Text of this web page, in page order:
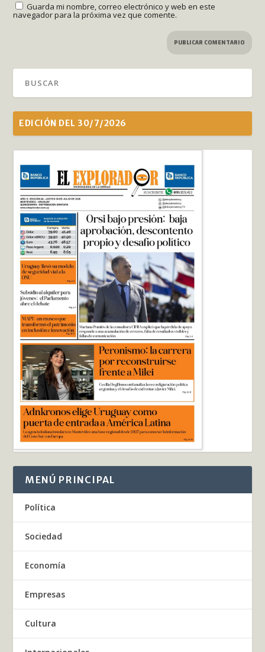
Guarda mi nombre, correo electrónico y web en este
navegador para la próxima vez que comente.
EDICIÓN DEL 30/7/2026
MENÚ PRINCIPAL
Política
Sociedad
Economía
Empresas
Cultura